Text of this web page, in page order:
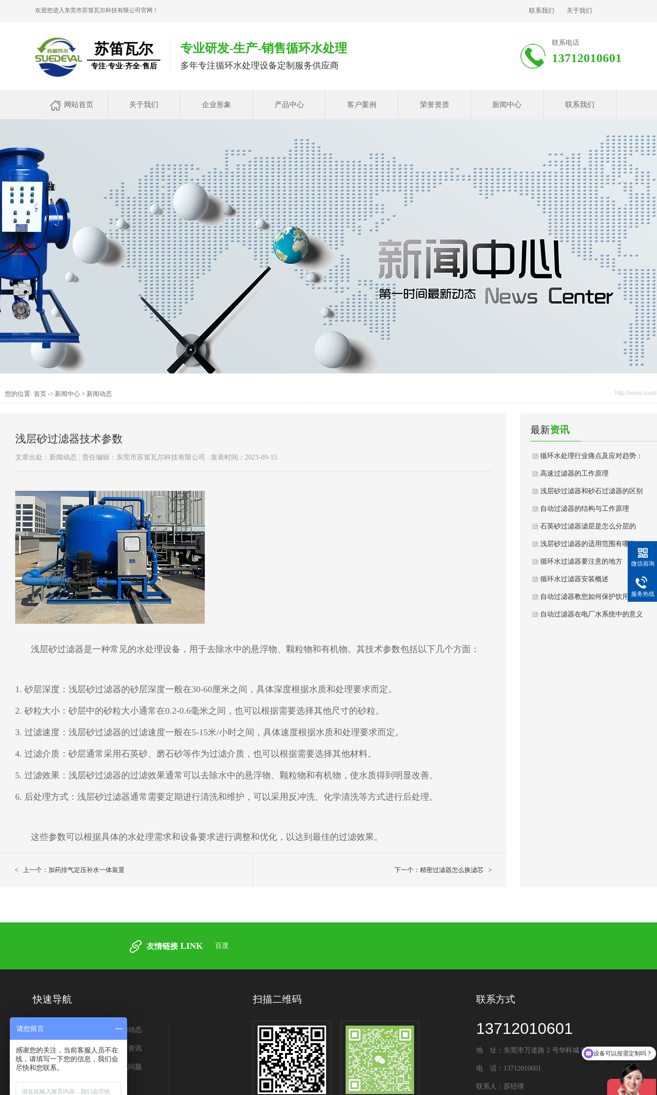
欢迎您进入东莞市苏笛瓦尔科技有限公司官网！ 联系我们 关于我们
苏笛瓦尔
专注·专业·齐全·售后
专业研发-生产-销售循环水处理
多年专注循环水处理设备定制服务供应商
联系电话
13712010601
网站首页 关于我们 企业形象 产品中心 客户案例 荣誉资质 新闻中心 联系我们
您的位置: 首页 -> 新闻中心 > 新闻动态 http://
浅层砂过滤器技术参数
文章出处：新闻动态 责任编辑：东莞市苏笛瓦尔科技有限公司 发表时间：2023-09-15
浅层砂过滤器是一种常见的水处理设备，用于去除水中的悬浮物、颗粒物和有机物。其技术参数包括以下几个方面：
1. 砂层深度：浅层砂过滤器的砂层深度一般在30-60厘米之间，具体深度根据水质和处理要求而定。
2. 砂粒大小：砂层中的砂粒大小通常在0.2-0.6毫米之间，也可以根据需要选择其他尺寸的砂粒。
3. 过滤速度：浅层砂过滤器的过滤速度一般在5-15米/小时之间，具体速度根据水质和处理要求而定。
4. 过滤介质：砂层通常采用石英砂、磨石砂等作为过滤介质，也可以根据需要选择其他材料。
5. 过滤效果：浅层砂过滤器的过滤效果通常可以去除水中的悬浮物、颗粒物和有机物，使水质得到明显改善。
6. 后处理方式：浅层砂过滤器通常需要定期进行清洗和维护，可以采用反冲洗、化学清洗等方式进行后处理。
这些参数可以根据具体的水处理需求和设备要求进行调整和优化，以达到最佳的过滤效果。
< 上一个：加药排气定压补水一体装置 下一个：精密过滤器怎么换滤芯 >
最新资讯
循环水处理行业痛点及应对趋势：
高速过滤器的工作原理
浅层砂过滤器和砂石过滤器的区别
自动过滤器的结构与工作原理
石英砂过滤器滤层是怎么分层的
浅层砂过滤器的适用范围有哪些
循环水过滤器要注意的地方
循环水过滤器安装概述
自动过滤器教您如何保护饮用水健
自动过滤器在电厂水系统中的意义
友情链接 LINK 百度
快速导航
关于我们
生产车间
荣誉资质
新闻动态
行业资讯
常见问题
扫描二维码 联系方式
13712010601
地 址：东莞市万道路 2 号华科城 9 号楼
电 话：13712010601
联系人：苏经理
微信咨询
服务热线
设备可以按需定制吗？
请您留言
感谢您的关注，当前客服人员不在
线，请填写一下您的信息，我们会
尽快和您联系。